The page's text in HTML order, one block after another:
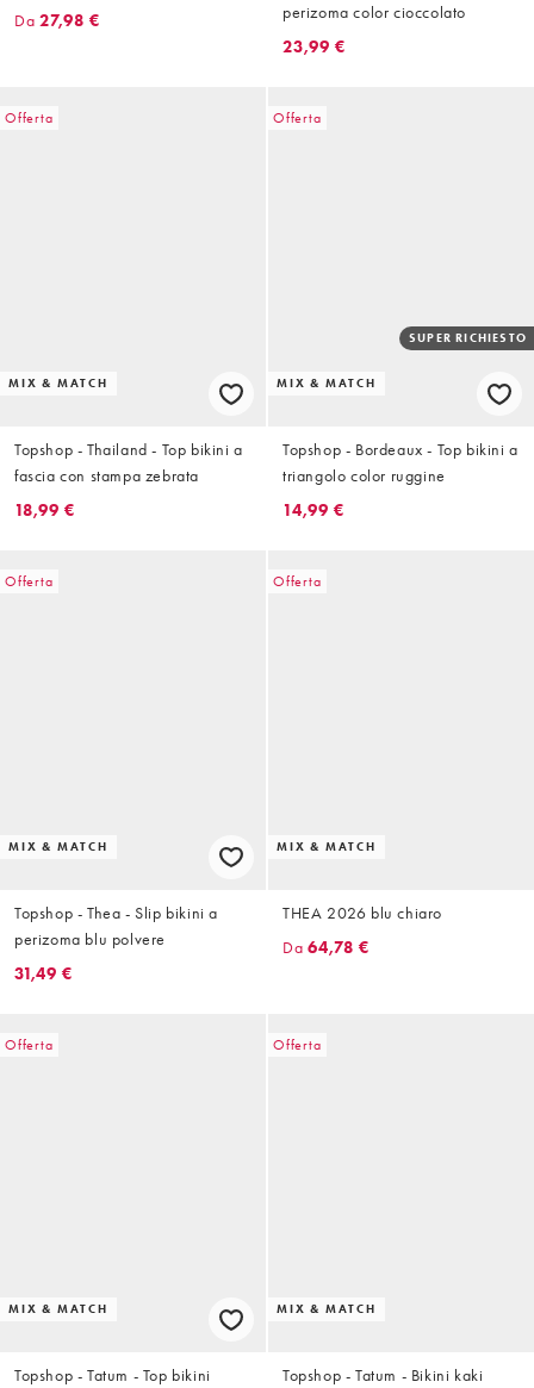
Da 27,98 €
perizoma color cioccolato
23,99 €
Offerta
MIX & MATCH
Topshop - Thailand - Top bikini a
fascia con stampa zebrata
18,99 €
Offerta
MIX & MATCH
SUPER RICHIESTO
Topshop - Bordeaux - Top bikini a
triangolo color ruggine
14,99 €
Offerta
MIX & MATCH
Topshop - Thea - Slip bikini a
perizoma blu polvere
31,49 €
Offerta
MIX & MATCH
THEA 2026 blu chiaro
Da 64,78 €
Offerta
MIX & MATCH
Topshop - Tatum - Top bikini
Offerta
MIX & MATCH
Topshop - Tatum - Bikini kaki